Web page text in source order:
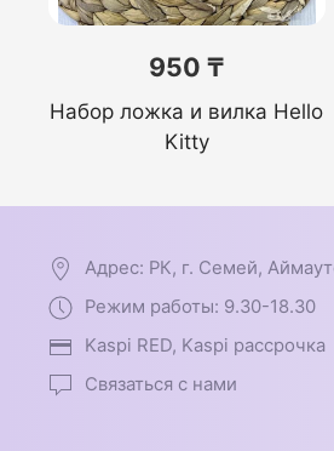
950 ₸
Набор ложка и вилка Hello
Kitty
Адрес: РК, г. Семей,
Режим работы: 9.30-18.30
Kaspi RED, Kaspi рассрочка
Связаться с нами